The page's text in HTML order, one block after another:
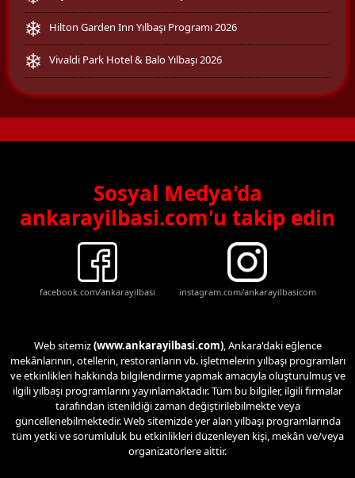
Hilton Garden Inn Yılbaşı Programı 2026
Vivaldi Park Hotel & Balo Yılbaşı 2026
Sosyal Medya'da
ankarayilbasi.com'u takip edin
facebook.com/ankarayilbasi instagram.com/ankarayilbasicom
Web sitemiz(www.ankarayilbasi.com), Ankara'daki eğlence
mekânlarının, otellerin, restoranların vb. işletmelerin yılbaşı programları
ve etkinlikleri hakkında bilgilendirme yapmak amacıyla oluşturulmuş ve
ilgili yılbaşı programlarını yayınlamaktadır. Tüm bu bilgiler, ilgili firmalar
tarafından istenildiği zaman değiştirilebilmekte veya
güncellenebilmektedir. Web sitemizde yer alan yılbaşı programlarında
tüm yetki ve sorumluluk bu etkinlikleri düzenleyen kişi, mekân ve/veya
organizatörlere aittir.